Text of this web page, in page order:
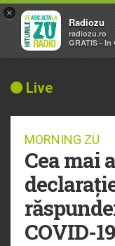
Live
MORNING ZU
Cea mai
COVID-19
×
Radiozu
radiozu.ro
GRATIS - In